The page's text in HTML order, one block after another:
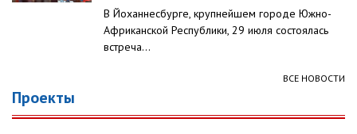
В Йоханнесбурге, крупнейшем городе Южно-
Африканской Республики, 29 июля состоялась
встреча...
ВСЕ НОВОСТИ
Проекты